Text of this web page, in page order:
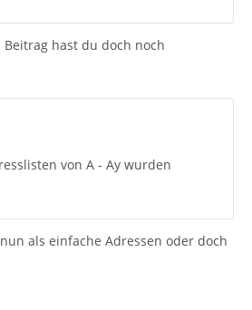
hast du doch noch
von A - Ay wurden
als einfache Adressen oder doch